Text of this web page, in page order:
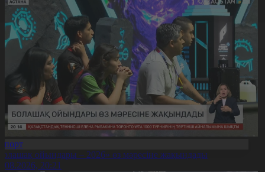
ойындары – 2026» өз мәресіне жақындады
20:21